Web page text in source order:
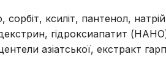
сорбіт, ксиліт, пантенол,
гідроксиапатит
азіатської, екстракт